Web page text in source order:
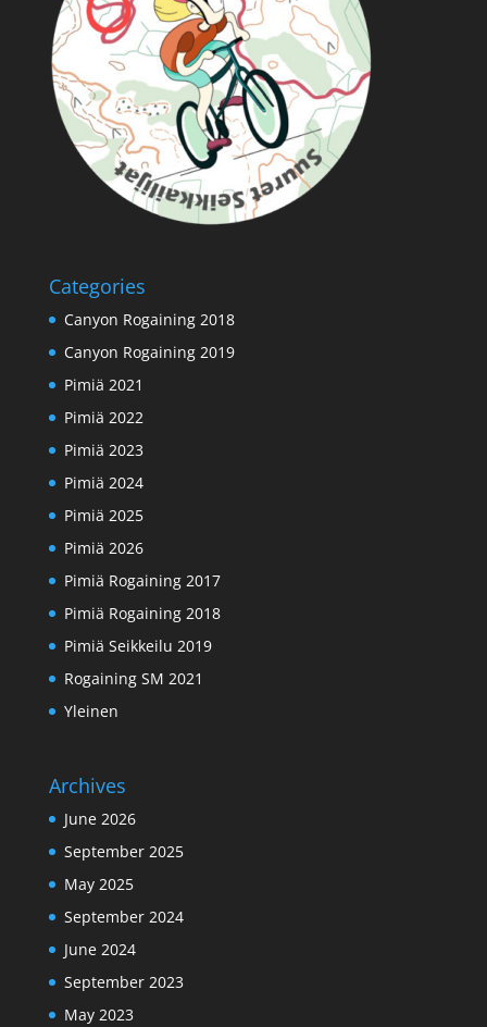
Categories
Canyon Rogaining 2018
Canyon Rogaining 2019
Pimiä 2021
Pimiä 2022
Pimiä 2023
Pimiä 2024
Pimiä 2025
Pimiä 2026
Pimiä Rogaining 2017
Pimiä Rogaining 2018
Pimiä Seikkeilu 2019
Rogaining SM 2021
Yleinen
Archives
June 2026
September 2025
May 2025
September 2024
June 2024
September 2023
May 2023